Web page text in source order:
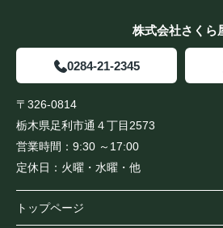
株式会社さくら
0284-21-2345
〒326-0814
栃木県足利市通４丁目2573
営業時間： 9:30 ～17:00
定休日： 火曜・水曜・他
トップページ